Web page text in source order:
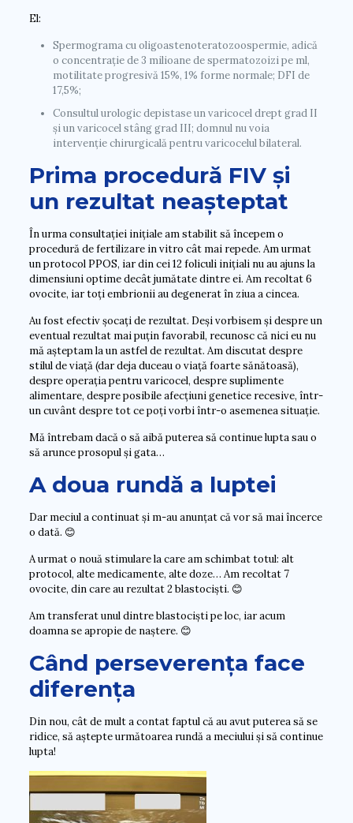
El:
Spermograma cu oligoastenoteratozoospermie, adică
o concentrație de 3 milioane de spermatozoizi pe ml,
motilitate progresivă 15%, 1% forme normale; DFI de
17,5%;
Consultul urologic depistase un varicocel drept grad II
și un varicocel stâng grad III; domnul nu voia
intervenție chirurgicală pentru varicocelul bilateral.
Prima procedură FIV și
un rezultat neașteptat
În urma consultației inițiale am stabilit să începem o
procedură de fertilizare in vitro cât mai repede. Am urmat
un protocol PPOS, iar din cei 12 foliculi inițiali nu au ajuns la
dimensiuni optime decât jumătate dintre ei. Am recoltat 6
ovocite, iar toți embrionii au degenerat în ziua a cincea.
Au fost efectiv șocați de rezultat. Deși vorbisem și despre un
eventual rezultat mai puțin favorabil, recunosc că nici eu nu
mă așteptam la un astfel de rezultat. Am discutat despre
stilul de viață (dar deja duceau o viață foarte sănătoasă),
despre operația pentru varicocel, despre suplimente
alimentare, despre posibile afecțiuni genetice recesive, într-
un cuvânt despre tot ce poți vorbi într-o asemenea situație.
Mă întrebam dacă o să aibă puterea să continue lupta sau o
să arunce prosopul și gata…
A doua rundă a luptei
Dar meciul a continuat și m-au anunțat că vor să mai încerce
o dată. 😊
A urmat o nouă stimulare la care am schimbat totul: alt
protocol, alte medicamente, alte doze… Am recoltat 7
ovocite, din care au rezultat 2 blastociști. 😊
Am transferat unul dintre blastociști pe loc, iar acum
doamna se apropie de naștere. 😊
Când perseverența face
diferența
Din nou, cât de mult a contat faptul că au avut puterea să se
ridice, să aștepte următoarea rundă a meciului și să continue
lupta!